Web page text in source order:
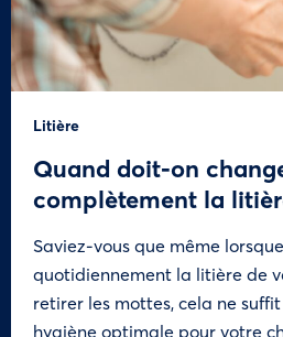
Litière
Quand doit-on
complètement la
Saviez-vous que même
quotidiennement la litière de
retirer les mottes, cela ne
hygiène optimale pour votre